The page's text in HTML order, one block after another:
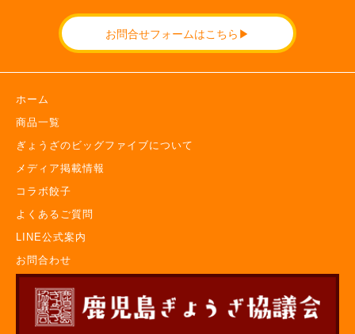
お問合せフォームはこちら▶
ホーム
商品一覧
ぎょうざのビッグファイブについて
メディア掲載情報
コラボ餃子
よくあるご質問
LINE公式案内
お問合わせ